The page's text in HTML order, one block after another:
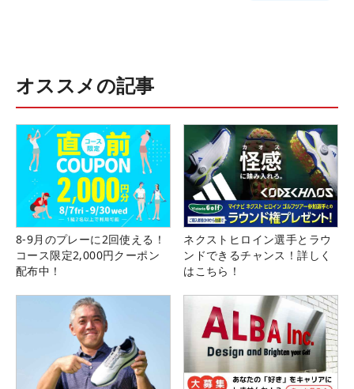
オススメの記事
8-9月のプレーに2回使える！
コース限定2,000円クーポン
配布中！
ネクストヒロイン選手とラウ
ンドできるチャンス！詳しく
はこちら！